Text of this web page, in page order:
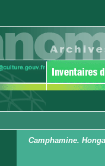
Camphamine.